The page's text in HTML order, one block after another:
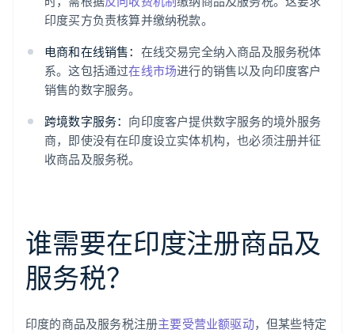
印度买方负责核算并缴纳税款。
电商和在线销售： 在线交易完全纳入商品及服务税体
系。这包括通过在线市场进行的销售以及向印度客户
销售的数字服务。
跨境数字服务： 向印度客户提供数字服务的境外服务
商，即使没有在印度设立实体机构，也必须注册并征
收商品及服务税。
谁需要在印度注册商品及
服务税？
印度的商品及服务税注册主要受营业额驱动，但某些特定